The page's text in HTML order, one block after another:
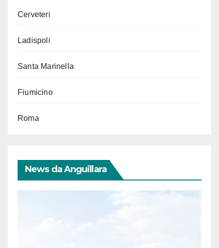
Cerveteri
Ladispoli
Santa Marinella
Fiumicino
Roma
News da Anguillara